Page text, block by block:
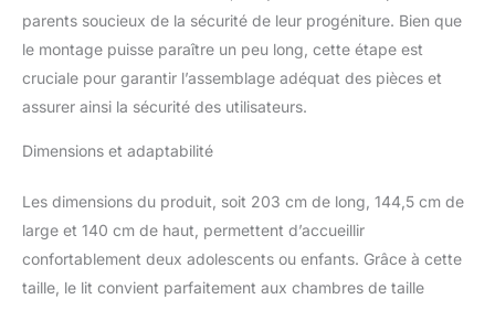
et les amis en visite
disposent de beaucoup
d'espace de couchage,
ce qui le rend
particulièrement adapté
l'espace ou aux familles
avec des visiteurs
fréquents. Aspect
est disponible en deux
parents soucieux de la sécurité de leur progéniture. Bien que
le montage puisse paraître un peu long, cette étape est
cruciale pour garantir l’assemblage adéquat des pièces et
assurer ainsi la sécurité des utilisateurs.
Dimensions et adaptabilité
Les dimensions du produit, soit 203 cm de long, 144,5 cm de
large et 140 cm de haut, permettent d’accueillir
confortablement deux adolescents ou enfants. Grâce à cette
taille, le lit convient parfaitement aux chambres de taille